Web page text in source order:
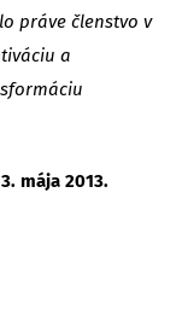
práve členstvo v
a
mája 2013.